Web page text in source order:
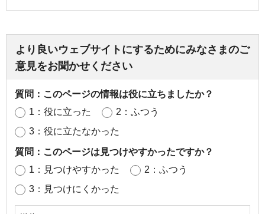
より良いウェブサイトにするためにみなさまのご
意見をお聞かせください
質問：このページの情報は役に立ちましたか？
1：役に立った
2：ふつう
3：役に立たなかった
質問：このページは見つけやすかったですか？
1：見つけやすかった
2：ふつう
3：見つけにくかった